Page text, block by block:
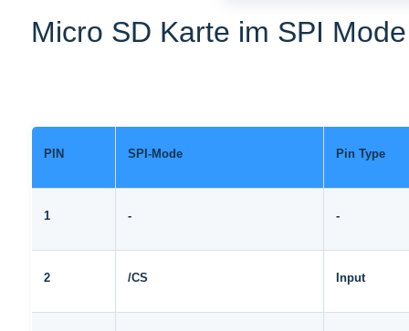
Micro SD Karte im SPI Mode
PIN SPI-Mode Pin Type
1 - -
2 /CS Input